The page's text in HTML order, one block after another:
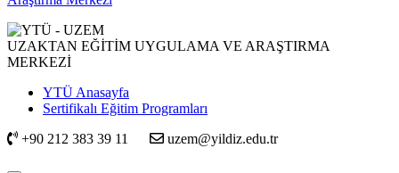
UZAKTAN EĞİTİM UYGULAMA VE ARAŞTIRMA
MERKEZİ
YTÜ Anasayfa
Sertifikalı Eğitim Programları
+90 212 383 39 11
uzem@yildiz.edu.tr